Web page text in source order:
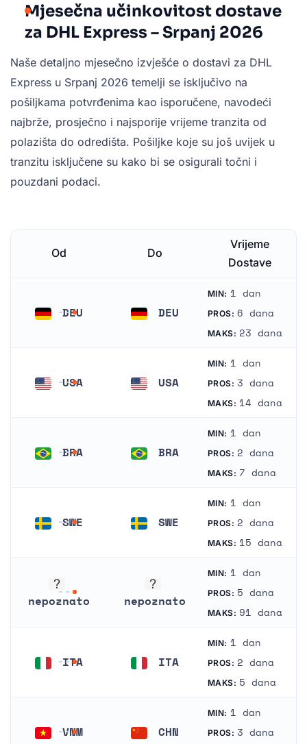
Mjesečna učinkovitost dostave
za DHL Express – Srpanj 2026
Naše detaljno mjesečno izvješće o dostavi za DHL
Express u Srpanj 2026 temelji se isključivo na
pošiljkama potvrđenima kao isporučene, navodeći
najbrže, prosječno i najsporije vrijeme tranzita od
polazišta do odredišta. Pošiljke koje su još uvijek u
tranzitu isključene su kako bi se osigurali točni i
pouzdani podaci.
Od Do
Vrijeme
Dostave
DEU DEU
MIN: 1 dan
PROS: 6 dana
MAKS: 23 dana
USA USA
Sjedinjene Američke Države
MIN: 1 dan
PROS: 3 dana
MAKS: 14 dana
BRA BRA
MIN: 1 dan
PROS: 2 dana
MAKS: 7 dana
SWE SWE
MIN: 1 dan
PROS: 2 dana
MAKS: 15 dana
nepoznato nepoznato
MIN: 1 dan
PROS: 5 dana
MAKS: 91 dana
ITA ITA
MIN: 1 dan
PROS: 2 dana
MAKS: 5 dana
VNM CHN
MIN: 1 dan
PROS: 3 dana